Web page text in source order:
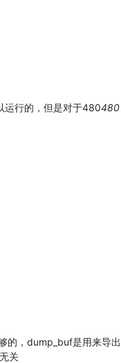
运行的，但是对于480480
，dump_buf是用来导
关